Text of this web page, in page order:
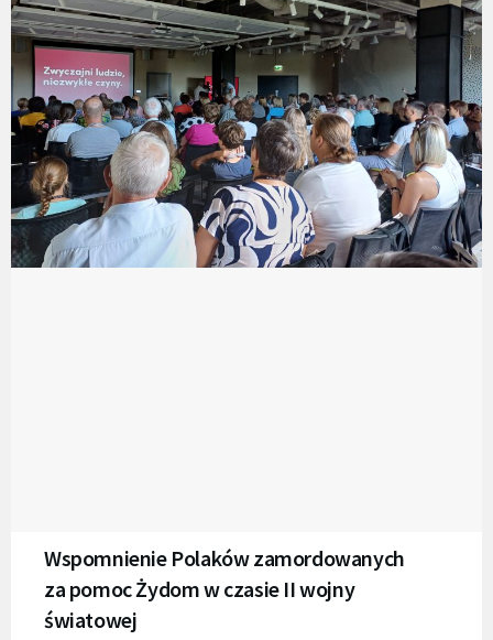
Wspomnienie Polaków zamordowanych
za pomoc Żydom w czasie II wojny
światowej